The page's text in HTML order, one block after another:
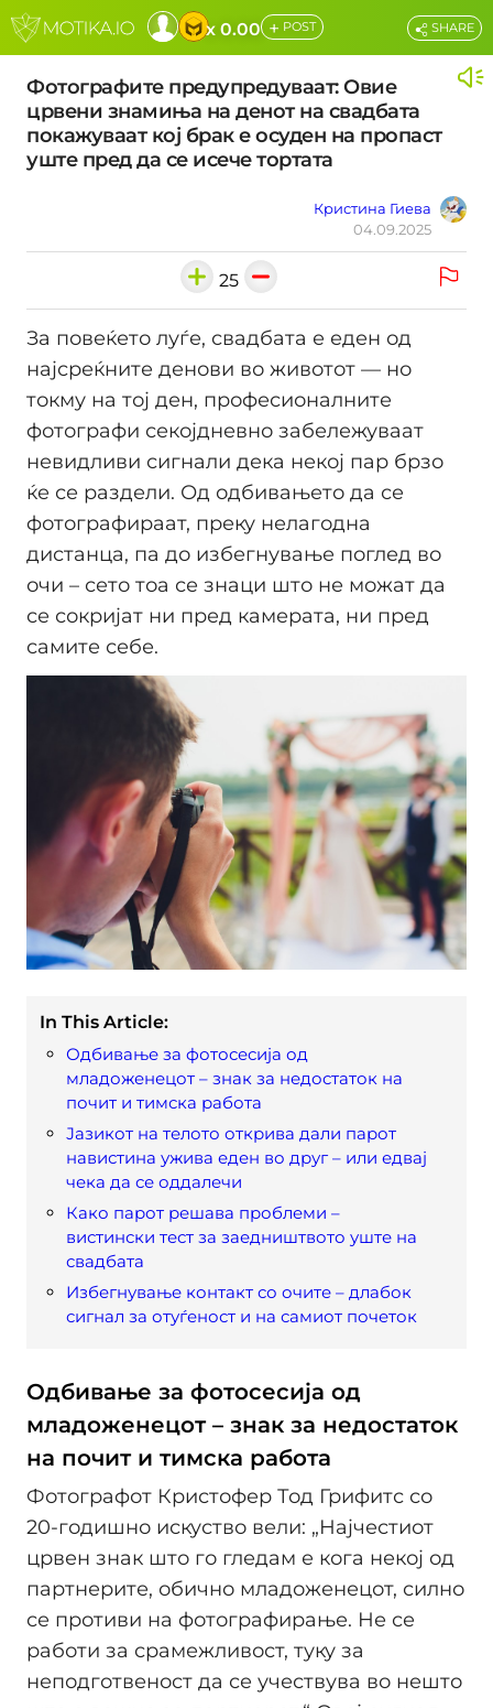
x 0.00 + POST
Фотографите предупредуваат: Овие
црвени знамиња на денот на свадбата
покажуваат кој брак е осуден на пропаст
уште пред да се исече тортата
Кристина Гиева
04.09.2025
SHARE
25
За повеќето луѓе, свадбата е еден од
најсреќните денови во животот — но
токму на тој ден, професионалните
фотографи секојдневно забележуваат
невидливи сигнали дека некој пар брзо
ќе се раздели. Од одбивањето да се
фотографираат, преку нелагодна
дистанца, па до избегнување поглед во
очи – сето тоа се знаци што не можат да
се сокријат ни пред камерата, ни пред
самите себе.
In This Article:
Одбивање за фотосесија од
младоженецот – знак за недостаток на
почит и тимска работа
Јазикот на телото открива дали парот
навистина ужива еден во друг – или едвај
чека да се оддалечи
Како парот решава проблеми –
вистински тест за заедништвото уште на
свадбата
Избегнување контакт со очите – длабок
сигнал за отуѓеност и на самиот почеток
Одбивање за фотосесија од
младоженецот – знак за недостаток
на почит и тимска работа
Фотографот Кристофер Тод Грифитс со
20-годишно искуство вели: „Најчестиот
црвен знак што го гледам е кога некој од
партнерите, обично младоженецот, силно
се противи на фотографирање. Не се
работи за срамежливост, туку за
неподготвеност да се учествува во нешто